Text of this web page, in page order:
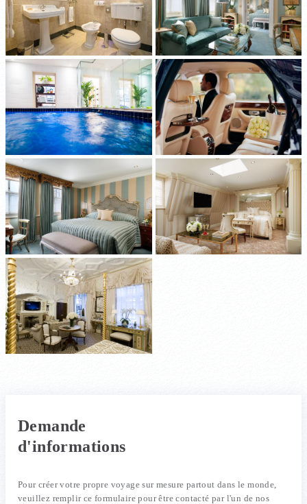
Demande
d'informations
Pour créer votre propre voyage sur mesure partout dans le monde,
veuillez remplir ce formulaire pour être contacté par l'un de nos